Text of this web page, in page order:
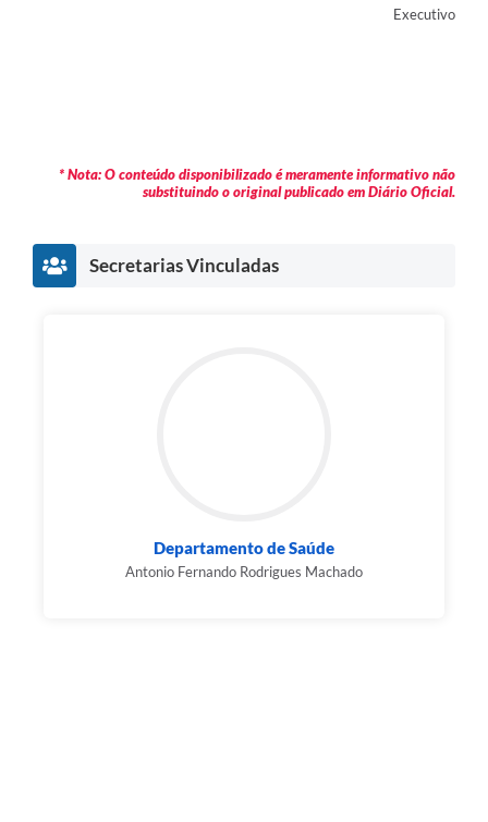
Executivo
* Nota: O conteúdo disponibilizado é meramente informativo não
substituindo o original publicado em Diário Oficial.
Secretarias Vinculadas
Departamento de Saúde
Antonio Fernando Rodrigues Machado